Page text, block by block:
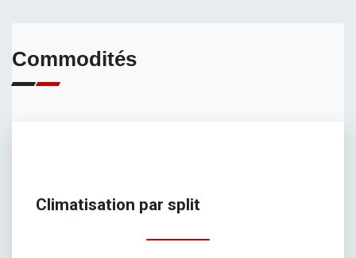
Commodités
Climatisation par split